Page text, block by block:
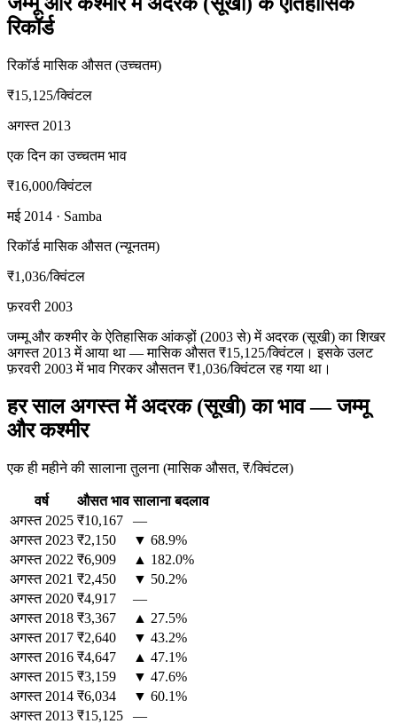
रिकॉर्ड
रिकॉर्ड मासिक औसत (उच्चतम)
₹15,125/क्विंटल
अगस्त 2013
एक दिन का उच्चतम भाव
₹16,000/क्विंटल
मई 2014 · Samba
रिकॉर्ड मासिक औसत (न्यूनतम)
₹1,036/क्विंटल
फ़रवरी 2003
जम्मू और कश्मीर के ऐतिहासिक आंकड़ों (2003 से) में अदरक (सूखी) का शिखर
अगस्त 2013 में आया था — मासिक औसत ₹15,125/क्विंटल। इसके उलट
फ़रवरी 2003 में भाव गिरकर औसतन ₹1,036/क्विंटल रह गया था।
हर साल अगस्त में अदरक (सूखी) का भाव — जम्मू
और कश्मीर
एक ही महीने की सालाना तुलना (मासिक औसत, ₹/क्विंटल)
वर्ष औसत भाव सालाना बदलाव
अगस्त 2025 ₹10,167
—
अगस्त 2023 ₹2,150
▼ 68.9%
अगस्त 2022 ₹6,909
▲ 182.0%
अगस्त 2021 ₹2,450
▼ 50.2%
अगस्त 2020 ₹4,917
—
अगस्त 2018 ₹3,367
▲ 27.5%
अगस्त 2017 ₹2,640
▼ 43.2%
अगस्त 2016 ₹4,647
▲ 47.1%
अगस्त 2015 ₹3,159
▼ 47.6%
अगस्त 2014 ₹6,034
▼ 60.1%
अगस्त 2013 ₹15,125
—